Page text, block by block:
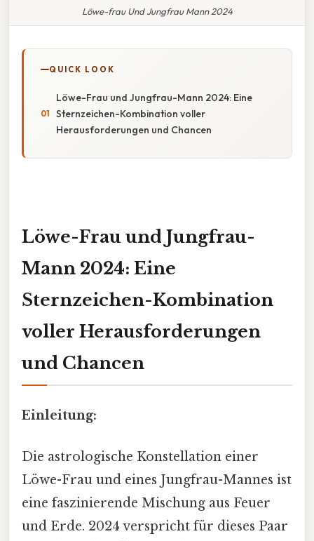
Löwe-frau Und Jungfrau Mann 2024
QUICK LOOK
Löwe-Frau und Jungfrau-Mann 2024: Eine
Sternzeichen-Kombination voller
Herausforderungen und Chancen
Löwe-Frau und Jungfrau-
Mann 2024: Eine
Sternzeichen-Kombination
voller Herausforderungen
und Chancen
Einleitung:
Die astrologische Konstellation einer
Löwe-Frau und eines Jungfrau-Mannes ist
eine faszinierende Mischung aus Feuer
und Erde. 2024 verspricht für dieses Paar